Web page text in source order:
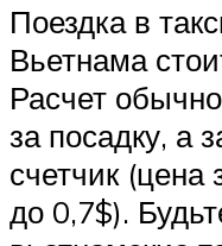
Поездка в
Вьетнама
Расчет
за посадку, а
счетчик
до 0,7$).